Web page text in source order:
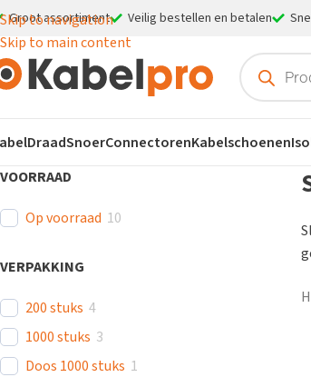
Skip to navigation
Skip to main content
Groot assortiment Veilig bestellen en betalen
DraadSnoerConnectorenKabelschoenen
VOORRAAD
Op voorraad 10
VERPAKKING
200 stuks 4
1000 stuks 3
Doos 1000 stuks 1